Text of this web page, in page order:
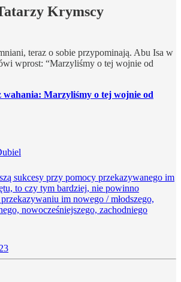
Krymscy
teraz o sobie przypominają. Abu Isa w
wprost: “Marzyliśmy o tej wojnie od
Marzyliśmy o tej wojnie od
sukcesy przy pomocy przekazywanego im
to czy tym bardziej, nie powinno
im nowego / młodszego,
nowocześniejszego, zachodniego